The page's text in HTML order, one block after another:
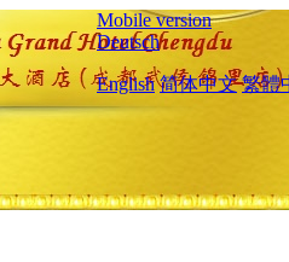
Mobile version
Deutsch
English 简体中文 繁體